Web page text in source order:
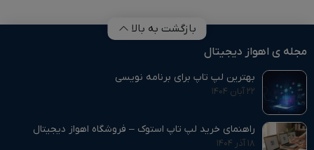
بازگشت به بالا
مجله ی اهواز دیجیتال
بهترین لپ تاپ برای برنامه نویسی
۲۲ آبان ۱۴۰۴
راهنمای خرید لپ تاپ استوک – فروشگاه اهواز دیجیتال
۱۸ آذر ۱۴۰۴